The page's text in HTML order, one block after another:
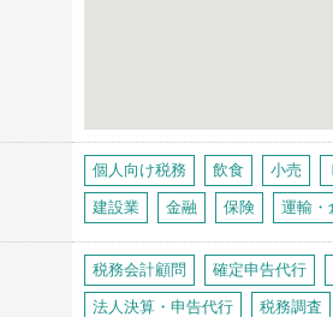
個人向け税務 飲食 小売
建設業 金融 保険 運輸・
税務会計顧問 確定申告代行
法人決算・申告代行 税務調査